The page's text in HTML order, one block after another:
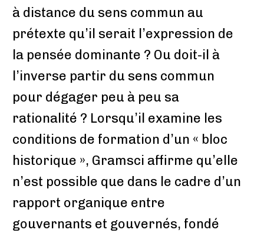
à distance du sens commun au
prétexte qu’il serait l’expression de
la pensée dominante ? Ou doit-il à
l’inverse partir du sens commun
pour dégager peu à peu sa
rationalité ? Lorsqu’il examine les
conditions de formation d’un « bloc
historique », Gramsci affirme qu’elle
n’est possible que dans le cadre d’un
rapport organique entre
gouvernants et gouvernés, fondé